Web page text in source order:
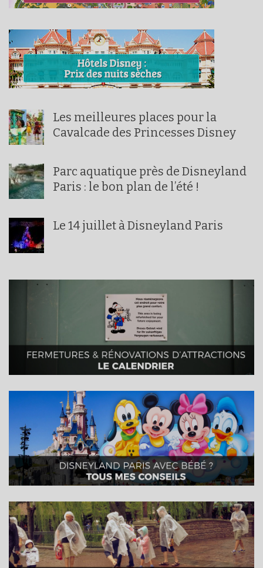
Les meilleures places pour la
Cavalcade des Princesses Disney
Parc aquatique près de Disneyland
Paris : le bon plan de l’été !
Le 14 juillet à Disneyland Paris